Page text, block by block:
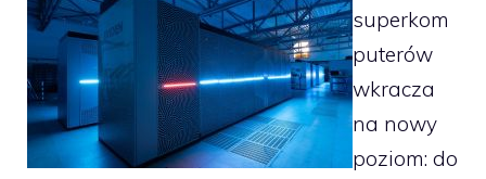
superkom
puterów
wkracza
na nowy
poziom: do